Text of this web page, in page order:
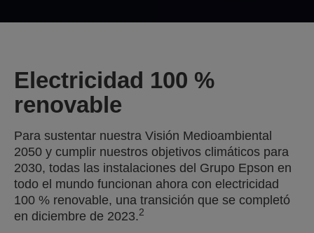
Electricidad 100 %
renovable
Para sustentar nuestra Visión Medioambiental
2050 y cumplir nuestros objetivos climáticos para
2030, todas las instalaciones del Grupo Epson en
todo el mundo funcionan ahora con electricidad
100 % renovable, una transición que se completó
en diciembre de 2023.2